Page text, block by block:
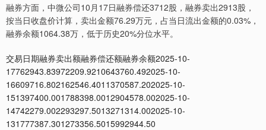
融券方面，中微公司10月17日融券偿还3712股，融券卖出2913股，
按当日收盘价计算，卖出金额76.29万元，占当日流出金额的0.03%，
融券余额1064.38万，低于历史20%分位水平。
交易日期融券卖出额融券偿还额融券余额2025-10-
17762943.83972209.9210643760.492025-10-
16609716.802162546.4011370587.202025-10-
151397400.001788398.0012904578.002025-10-
14742279.002293297.5013271314.002025-10-
131777387.301273356.5015992944.50